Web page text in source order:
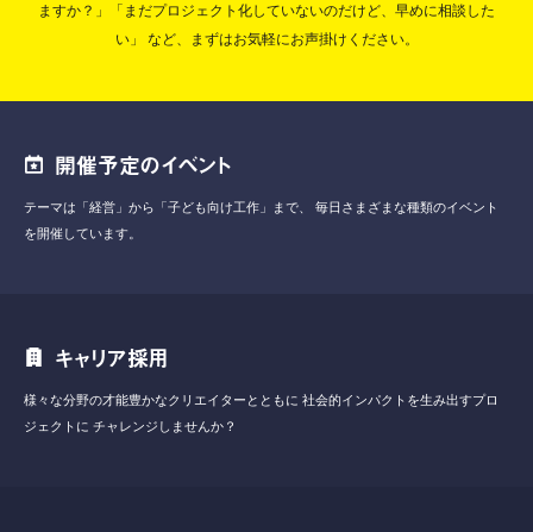
ますか？」「まだプロジェクト化していないのだけど、早めに相談した
い」
など、まずはお気軽にお声掛けください。
開催予定のイベント
テーマは「経営」から「子ども向け工作」まで、
毎日さまざまな種類のイベント
を開催しています。
キャリア採用
様々な分野の才能豊かなクリエイターとともに 社会的インパクトを生み出すプロ
ジェクトに チャレンジしませんか？